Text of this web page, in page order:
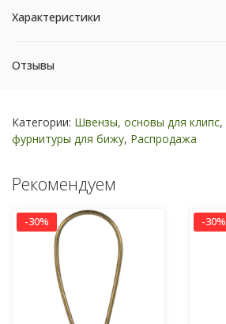
Характеристики
Отзывы
Категории: Швензы, основы для клипс,
фурнитуры для бижу, Распродажа
Рекомендуем
-30% -30%